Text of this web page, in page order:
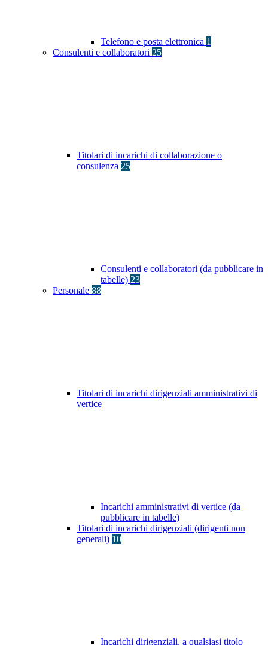
Telefono e posta elettronica 1
Consulenti e collaboratori 25
Titolari di incarichi di collaborazione o
consulenza 25
Consulenti e collaboratori (da pubblicare in
tabelle) 23
Personale 88
Titolari di incarichi dirigenziali amministrativi di
vertice
Incarichi amministrativi di vertice (da
pubblicare in tabelle)
Titolari di incarichi dirigenziali (dirigenti non
generali) 10
Incarichi dirigenziali, a qualsiasi titolo